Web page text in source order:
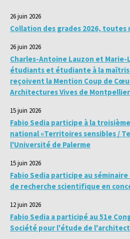
26 juin 2026
Collation des grades 2026,
26 juin 2026
Charles-Antoine Lauzon et Marie-
étudiants et étudiante à la
reçoivent la Mention Coup de
Architectures Vives de
15 juin 2026
Fabio Sedia participe à la
national «Territoires sensibles /
l'Université de Palerme
15 juin 2026
Fabio Sedia participe au
de recherche scientifique en
12 juin 2026
Fabio Sedia a participé au 51e
Société pour l'étude de